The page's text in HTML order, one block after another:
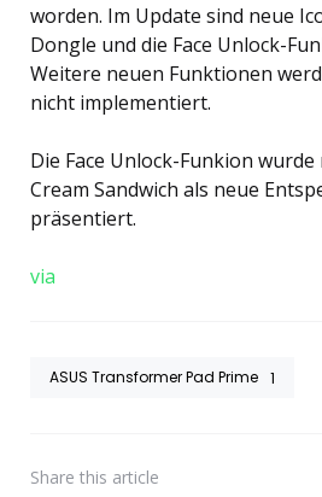
worden. Im Update sind neue
Dongle und die Face Unlock-
Weitere neuen Funktionen
nicht implementiert.
Die Face Unlock-Funkion wurde
Cream Sandwich als neue
präsentiert.
via
ASUS Transformer Pad Prime 1
Share this article